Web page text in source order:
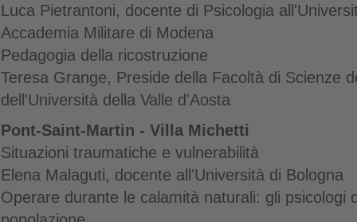
Luca Pietrantoni, docente di Psicologia
Accademia Militare di Modena
Pedagogia della ricostruzione
Teresa Grange, Preside della Facoltà di Scienze
dell'Università della Valle d'Aosta
Pont-Saint-Martin - Villa Michetti
Situazioni traumatiche e vulnerabilità
Elena Malaguti, docente all'Università di Bologna
Operare durante le calamità naturali: gli psicologi